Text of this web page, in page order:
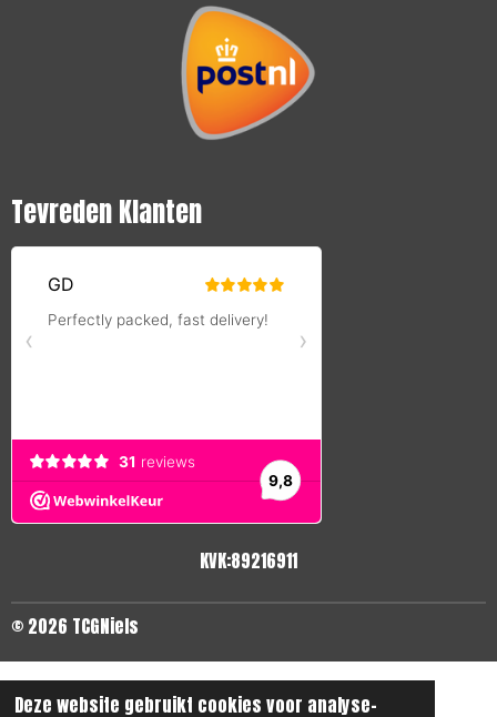
Deze website gebruikt cookies voor analyse-
g
a
m
Tevreden Klanten
KVK:89216911
© 2026 TCGNiels